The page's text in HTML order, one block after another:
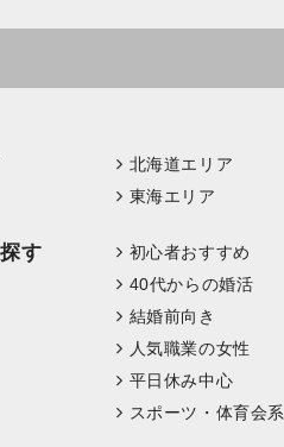
北海道エリア
東海エリア
す 初心者おすすめ
40代からの婚活
結婚前向き
人気職業の女性
平日休み中心
スポーツ・体育会系